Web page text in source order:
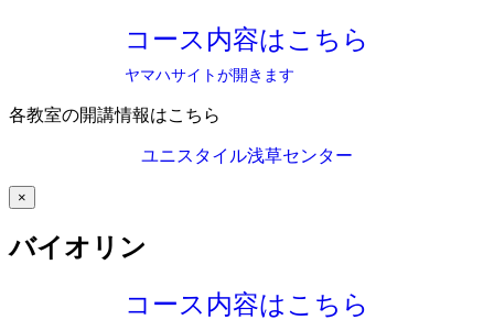
コース内容はこちら
ヤマハサイトが開きます
各教室の開講情報はこちら
ユニスタイル浅草センター
×
バイオリン
コース内容はこちら